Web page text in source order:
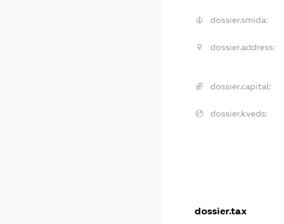
dossier.smida:
dossier.address:
dossier.capital:
dossier.kveds:
dossier.tax